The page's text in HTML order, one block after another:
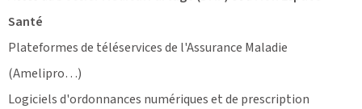
Santé
Plateformes de téléservices de l'Assurance Maladie
(Amelipro…)
Logiciels d'ordonnances numériques et de prescription